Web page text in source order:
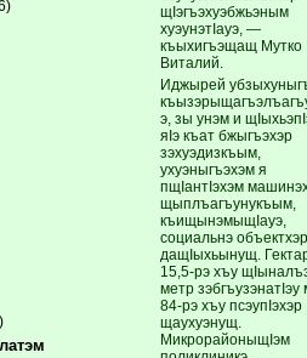
щIэгъэхуэбжьэным
хуэунэтIауэ, —
къыхигъэщащ Мутко
Виталий.
Иджырей
э, зы унэм и
яIэ къат бжыгъэхэр
зэхуэдизкъым,
ухуэныгъэхэм я
пщIантIэхэм
щыплъагъунукъым,
къищынэмыщIауэ,
социальнэ
дащIыхьынущ.
15,5-рэ хъу
метр зэбгъузэнатIэу
84-рэ хъу псэупIэхэр
щаухуэнущ.
МикрорайоныщIэм